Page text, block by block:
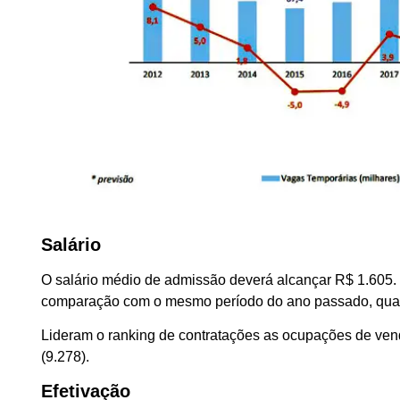
Salário
O salário médio de admissão deverá alcançar R$
comparação com o mesmo período do ano passado,
Lideram o ranking de contratações as ocupações de
(9.278).
Efetivação